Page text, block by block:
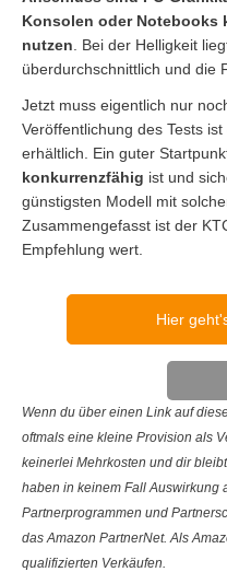
Konsolen oder Notebooks
nutzen . Bei der Helligkeit
überdurchschnittlich und die
Jetzt muss eigentlich nur
Veröffentlichung des Tests
erhältlich. Ein guter
konkurrenzfähig ist und
günstigsten Modell mit
Zusammengefasst ist der
Empfehlung wert.
Hier
Wenn du über einen Link auf
oftmals eine kleine Provision als
keinerlei Mehrkosten und dir
haben in keinem Fall Auswirkung
Partnerprogrammen und
das Amazon PartnerNet. Als
qualifizierten Verkäufen.